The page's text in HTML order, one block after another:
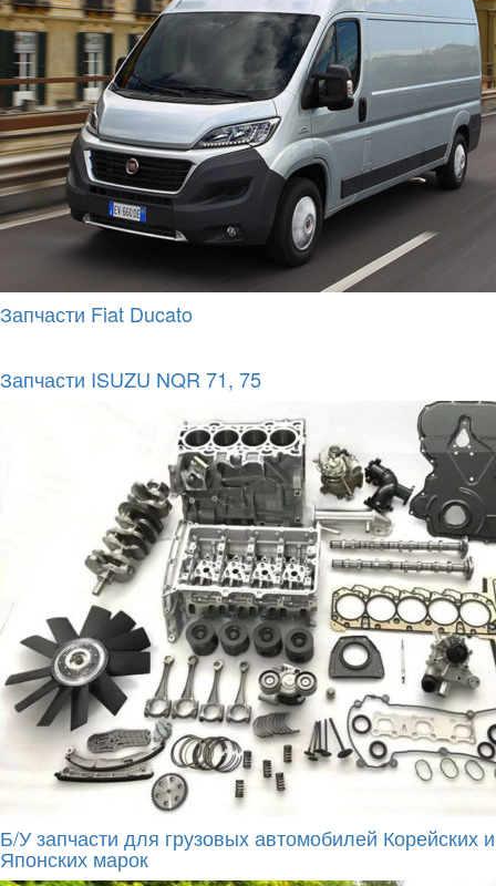
Запчасти Fiat Ducato
Запчасти ISUZU NQR 71, 75
Б/У запчасти для грузовых автомобилей Корейских и
Японских марок